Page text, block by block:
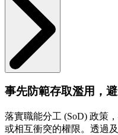
事先防範存取濫用，避
落實職能分工 (SoD) 政策
或相互衝突的權限。透過